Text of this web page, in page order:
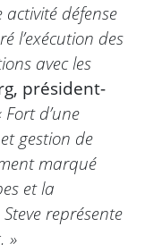
activité défense
l’exécution des
avec les
président-
Fort d’une
gestion de
marqué
et la
représente
»